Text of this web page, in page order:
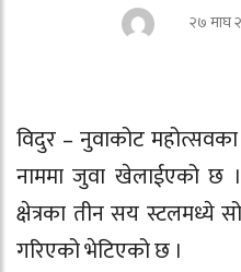
२७ माघ
विदुर – नुवाकोट
नाममा जुवा खेलाईएको छ ।
क्षेत्रका तीन सय स्टलमध्ये
गरिएको भेटिएको छ ।